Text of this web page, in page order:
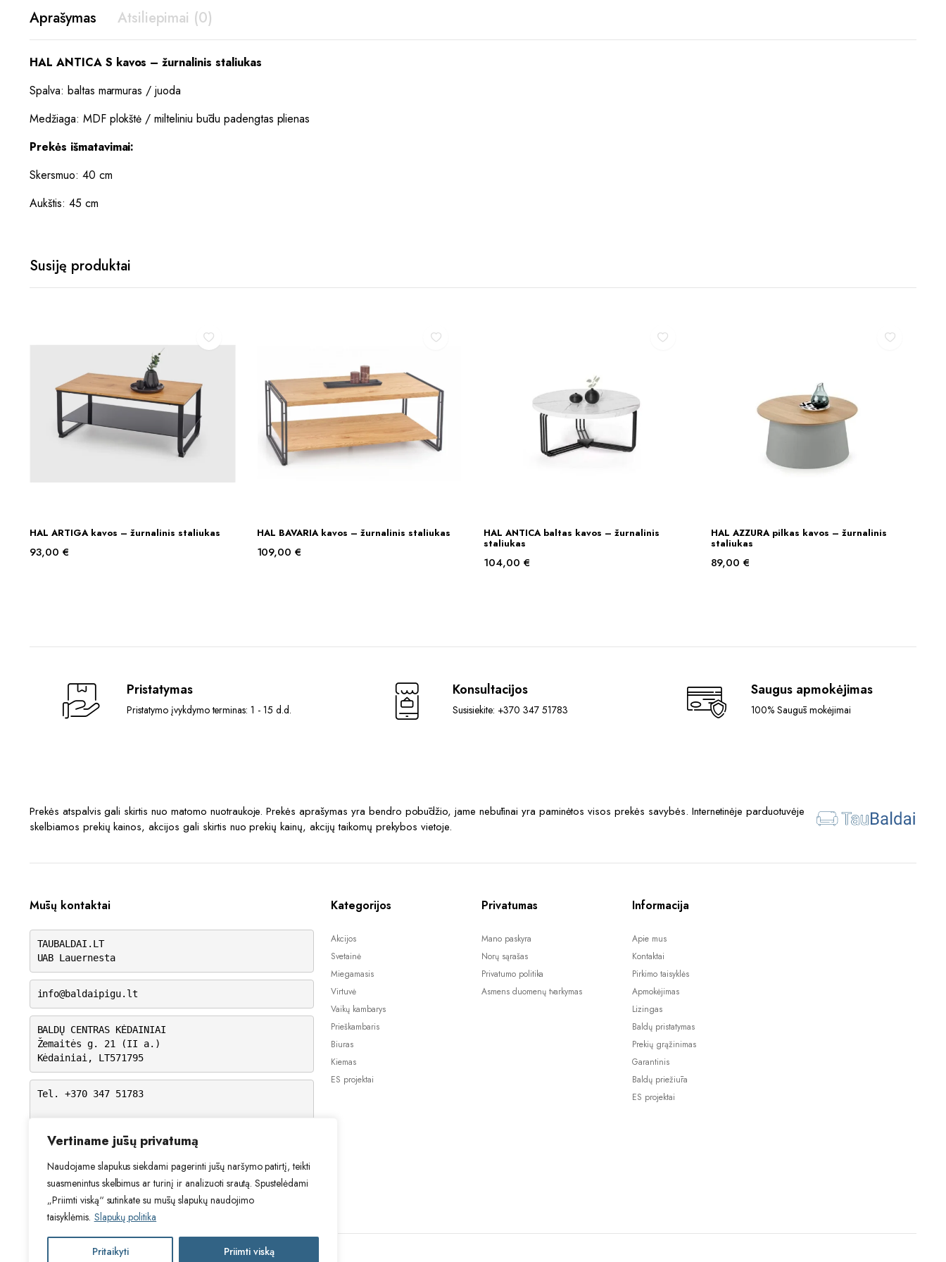
Vertiname jūsų privatumą
Naudojame slapukus siekdami pagerinti jūsų naršymo patirtį, teikti
suasmenintus skelbimus ar turinį ir analizuoti srautą. Spustelėdami
„Priimti viską“ sutinkate su mūsų slapukų naudojimo
taisyklėmis. Slapukų politika
Pritaikyti Priimti viską
Aprašymas Atsiliepimai (0)
HAL ANTICA S kavos – žurnalinis staliukas
Spalva: baltas marmuras / juoda
Medžiaga: MDF plokštė / milteliniu būdu padengtas plienas
Prekės išmatavimai:
Skersmuo: 40 cm
Aukštis: 45 cm
Susiję produktai
Į KREPŠELĮ
HAL ARTIGA kavos – žurnalinis staliukas
93,00 €
Į KREPŠELĮ
HAL BAVARIA kavos – žurnalinis staliukas
109,00€
Į KREPŠELĮ
HAL ANTICA baltas kavos – žurnalinis
staliukas
104,00 €
Į KREPŠELĮ
HAL AZZURA pilkas kavos – žurnalinis
staliukas
89,00€
Pristatymas
Pristatymo įvykdymo terminas: 1 - 15 d.d.
Konsultacijos
Susisiekite: +370 347 51783
Saugus apmokėjimas
100% Saugūs mokėjimai
Prekės atspalvis gali skirtis nuo matomo nuotraukoje. Prekės aprašymas yra bendro pobūdžio, jame nebūtinai yra paminėtos visos prekės savybės. Internetinėje parduotuvėje
skelbiamos prekių kainos, akcijos gali skirtis nuo prekių kainų, akcijų taikomų prekybos vietoje.
Mūsų kontaktai
TAUBALDAI.LT
UAB Lauernesta
info@baldaipigu.lt
BALDŲ CENTRAS KĖDAINIAI
Žemaitės g. 21 (II a.)
Kėdainiai, LT571795
Tel. +370 347 51783
VI: 9.00 – 15.00
VII: Nedirbame
Kategorijos
Akcijos
Svetainė
Miegamasis
Virtuvė
Vaikų kambarys
Prieškambaris
Biuras
Kiemas
ES projektai
Privatumas
Mano paskyra
Norų sąrašas
Privatumo politika
Asmens duomenų tvarkymas
Informacija
Apie mus
Kontaktai
Pirkimo taisyklės
Apmokėjimas
Lizingas
Baldų pristatymas
Prekių grąžinimas
Garantinis
Baldų priežiūra
ES projektai